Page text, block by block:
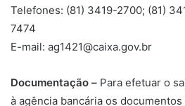
Telefones: (81) 3419-2700; (81)
7474
E-mail: ag1421@caixa.gov.br
Documentação – Para efetuar o
à agência bancária os